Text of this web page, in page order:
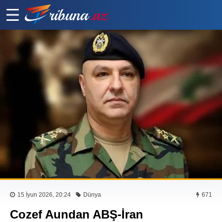
15 İyun 2026, 20:24 Dünya 671
Cozef Aundan ABŞ-İran